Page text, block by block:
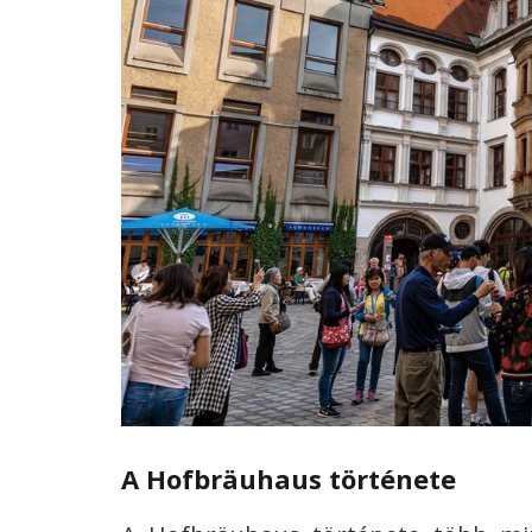
A Hofbräuhaus története